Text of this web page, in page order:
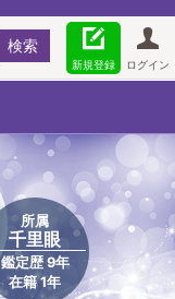
ログイン
新規登録
所属
千里眼
鑑定歴 9年
在籍 1年